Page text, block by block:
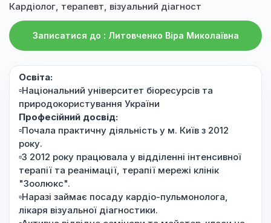
Кардіолог, терапевт, візуальний діагност
Записатися до : Литовченко Віра Миколаївна
Освіта:
▫️Національний університет біоресурсів та
природокористування України
Професійний досвід:
▫️Почала практичну діяльність у м. Київ з 2012
року.
▫️З 2012 року працювала у відділенні інтенсивної
терапії та реанімації, терапії мережі клінік
"Зоолюкс".
▫️Наразі займає посаду кардіо-пульмонолога,
лікаря візуальної діагностики.